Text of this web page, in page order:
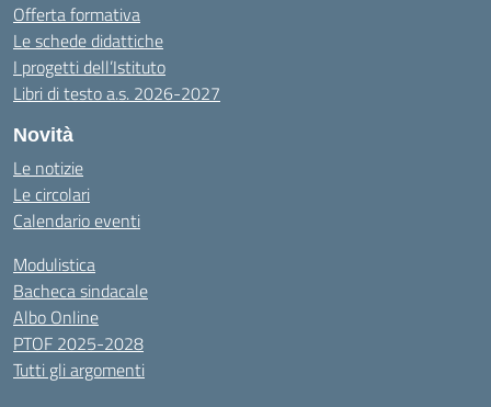
Offerta formativa
Le schede didattiche
I progetti dell’Istituto
Libri di testo a.s. 2026-2027
Novità
Le notizie
Le circolari
Calendario eventi
Modulistica
Bacheca sindacale
Albo Online
PTOF 2025-2028
Tutti gli argomenti